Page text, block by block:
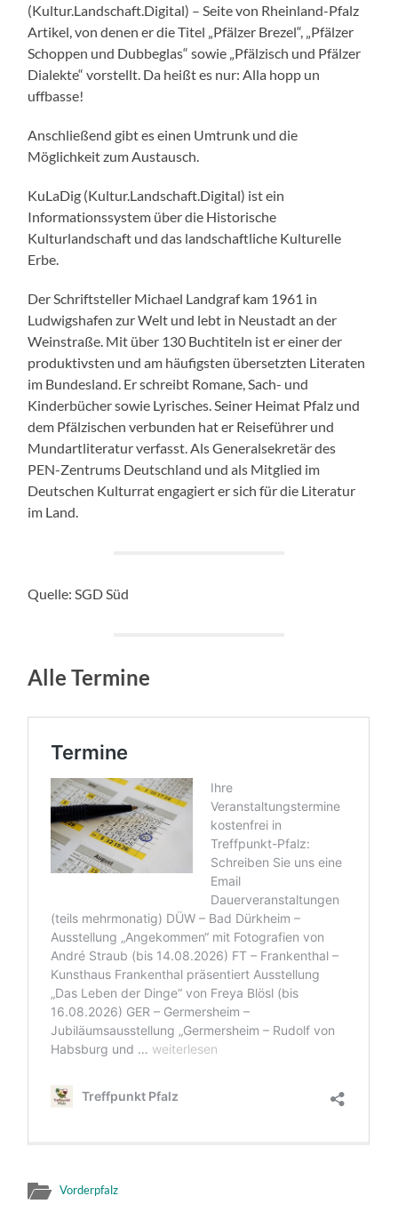
(Kultur.Landschaft.Digital) – Seite von Rheinland-Pfalz
Artikel, von denen er die Titel „Pfälzer Brezel“, „Pfälzer
Schoppen und Dubbeglas“ sowie „Pfälzisch und Pfälzer
Dialekte“ vorstellt. Da heißt es nur: Alla hopp un
uffbasse!
Anschließend gibt es einen Umtrunk und die
Möglichkeit zum Austausch.
KuLaDig (Kultur.Landschaft.Digital) ist ein
Informationssystem über die Historische
Kulturlandschaft und das landschaftliche Kulturelle
Erbe.
Der Schriftsteller Michael Landgraf kam 1961 in
Ludwigshafen zur Welt und lebt in Neustadt an der
Weinstraße. Mit über 130 Buchtiteln ist er einer der
produktivsten und am häufigsten übersetzten Literaten
im Bundesland. Er schreibt Romane, Sach- und
Kinderbücher sowie Lyrisches. Seiner Heimat Pfalz und
dem Pfälzischen verbunden hat er Reiseführer und
Mundartliteratur verfasst. Als Generalsekretär des
PEN-Zentrums Deutschland und als Mitglied im
Deutschen Kulturrat engagiert er sich für die Literatur
im Land.
Quelle: SGD Süd
Alle Termine
Vorderpfalz